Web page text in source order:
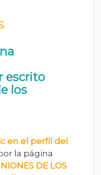
escrito
los
en el perfil del
la página
DE LOS